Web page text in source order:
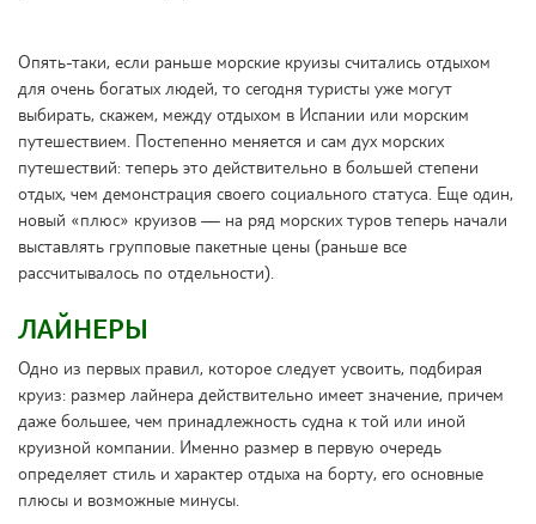
Опять-таки, если раньше морские круизы считались отдыхом
для очень богатых людей, то сегодня туристы уже могут
выбирать, скажем, между отдыхом в Испании или морским
путешествием. Постепенно меняется и сам дух морских
путешествий: теперь это действительно в большей степени
отдых, чем демонстрация своего социального статуса. Еще один,
новый «плюс» круизов — на ряд морских туров теперь начали
выставлять групповые пакетные цены (раньше все
рассчитывалось по отдельности).
ЛАЙНЕРЫ
Одно из первых правил, которое следует усвоить, подбирая
круиз: размер лайнера действительно имеет значение, причем
даже большее, чем принадлежность судна к той или иной
круизной компании. Именно размер в первую очередь
определяет стиль и характер отдыха на борту, его основные
плюсы и возможные минусы.